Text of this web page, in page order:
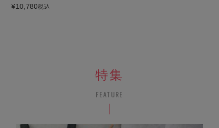
¥10,780税込
特集
FEATURE